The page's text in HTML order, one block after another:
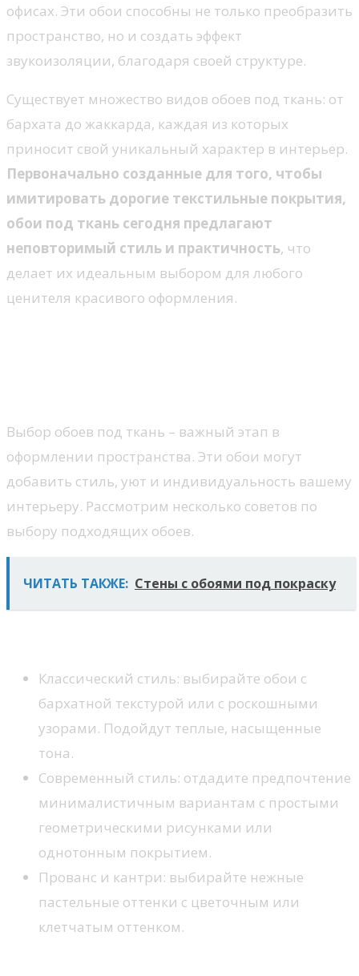
офисах. Эти обои способны не только преобразить
пространство, но и создать эффект
звукоизоляции, благодаря своей структуре.
Существует множество видов обоев под ткань: от
бархата до жаккарда, каждая из которых
приносит свой уникальный характер в интерьер.
Первоначально созданные для того, чтобы
имитировать дорогие текстильные покрытия,
обои под ткань сегодня предлагают
неповторимый стиль и практичность, что
делает их идеальным выбором для любого
ценителя красивого оформления.
Выбор обоев под ткань – важный этап в
оформлении пространства. Эти обои могут
добавить стиль, уют и индивидуальность вашему
интерьеру. Рассмотрим несколько советов по
выбору подходящих обоев.
ЧИТАТЬ ТАКЖЕ: Стены с обоями под покраску
Классический стиль: выбирайте обои с
бархатной текстурой или с роскошными
узорами. Подойдут теплые, насыщенные
тона.
Современный стиль: отдадите предпочтение
минималистичным вариантам с простыми
геометрическими рисунками или
однотонным покрытием.
Прованс и кантри: выбирайте нежные
пастельные оттенки с цветочным или
клетчатым оттенком.